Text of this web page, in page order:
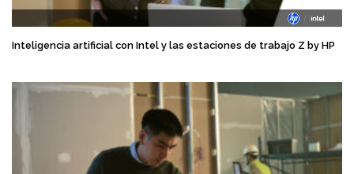
Inteligencia artificial con Intel y las estaciones de trabajo Z by HP